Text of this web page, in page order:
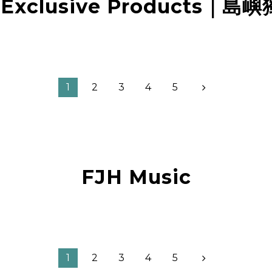
Products｜島嶼
1 2 3 4 5
FJH Music
1 2 3 4 5